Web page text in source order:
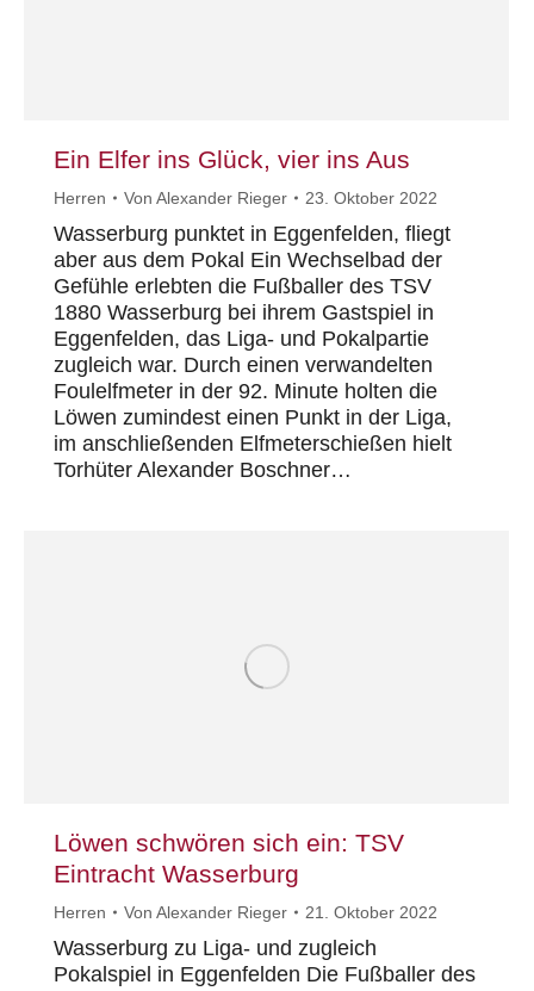
Ein Elfer ins Glück, vier ins Aus
Herren Von Alexander Rieger 23. Oktober 2022
Wasserburg punktet in Eggenfelden, fliegt
aber aus dem Pokal Ein Wechselbad der
Gefühle erlebten die Fußballer des TSV
1880 Wasserburg bei ihrem Gastspiel in
Eggenfelden, das Liga- und Pokalpartie
zugleich war. Durch einen verwandelten
Foulelfmeter in der 92. Minute holten die
Löwen zumindest einen Punkt in der Liga,
im anschließenden Elfmeterschießen hielt
Torhüter Alexander Boschner…
Löwen schwören sich ein: TSV
Eintracht Wasserburg
Herren Von Alexander Rieger 21. Oktober 2022
Wasserburg zu Liga- und zugleich
Pokalspiel in Eggenfelden Die Fußballer des